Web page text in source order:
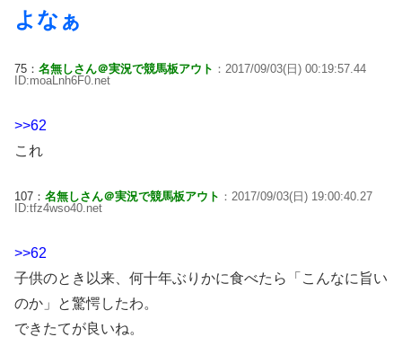
よなぁ
75： 名無しさん＠実況で競馬板アウト ：2017/09/03(日) 00:19:57.44
ID:moaLnh6F0.net
>>62
これ
107： 名無しさん＠実況で競馬板アウト ：2017/09/03(日) 19:00:40.27
ID:tfz4wso40.net
>>62
子供のとき以来、何十年ぶりかに食べたら「こんなに旨い
のか」と驚愕したわ。
できたてが良いね。